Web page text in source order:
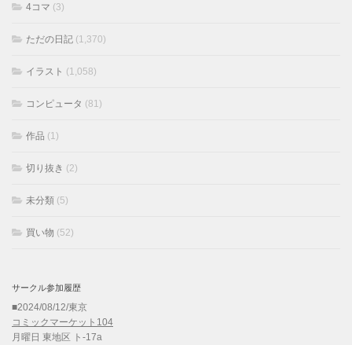
4コマ (3)
ただの日記 (1,370)
イラスト (1,058)
コンピュータ (81)
作品 (1)
切り抜き (2)
未分類 (5)
買い物 (52)
サークル参加履歴
■2024/08/12/東京
コミックマーケット104
月曜日 東地区 ト-17a